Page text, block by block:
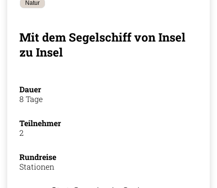
Natur
Mit dem Segelschiff von Insel
zu Insel
Dauer
8 Tage
Teilnehmer
2
Rundreise
Stationen